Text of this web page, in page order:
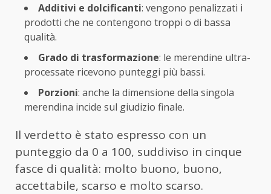
Additivi e dolcificanti: vengono penalizzati i
prodotti che ne contengono troppi o di bassa
qualità.
Grado di trasformazione: le merendine ultra-
processate ricevono punteggi più bassi.
Porzioni: anche la dimensione della singola
merendina incide sul giudizio finale.
Il verdetto è stato espresso con un
punteggio da 0 a 100, suddiviso in cinque
fasce di qualità: molto buono, buono,
accettabile, scarso e molto scarso.